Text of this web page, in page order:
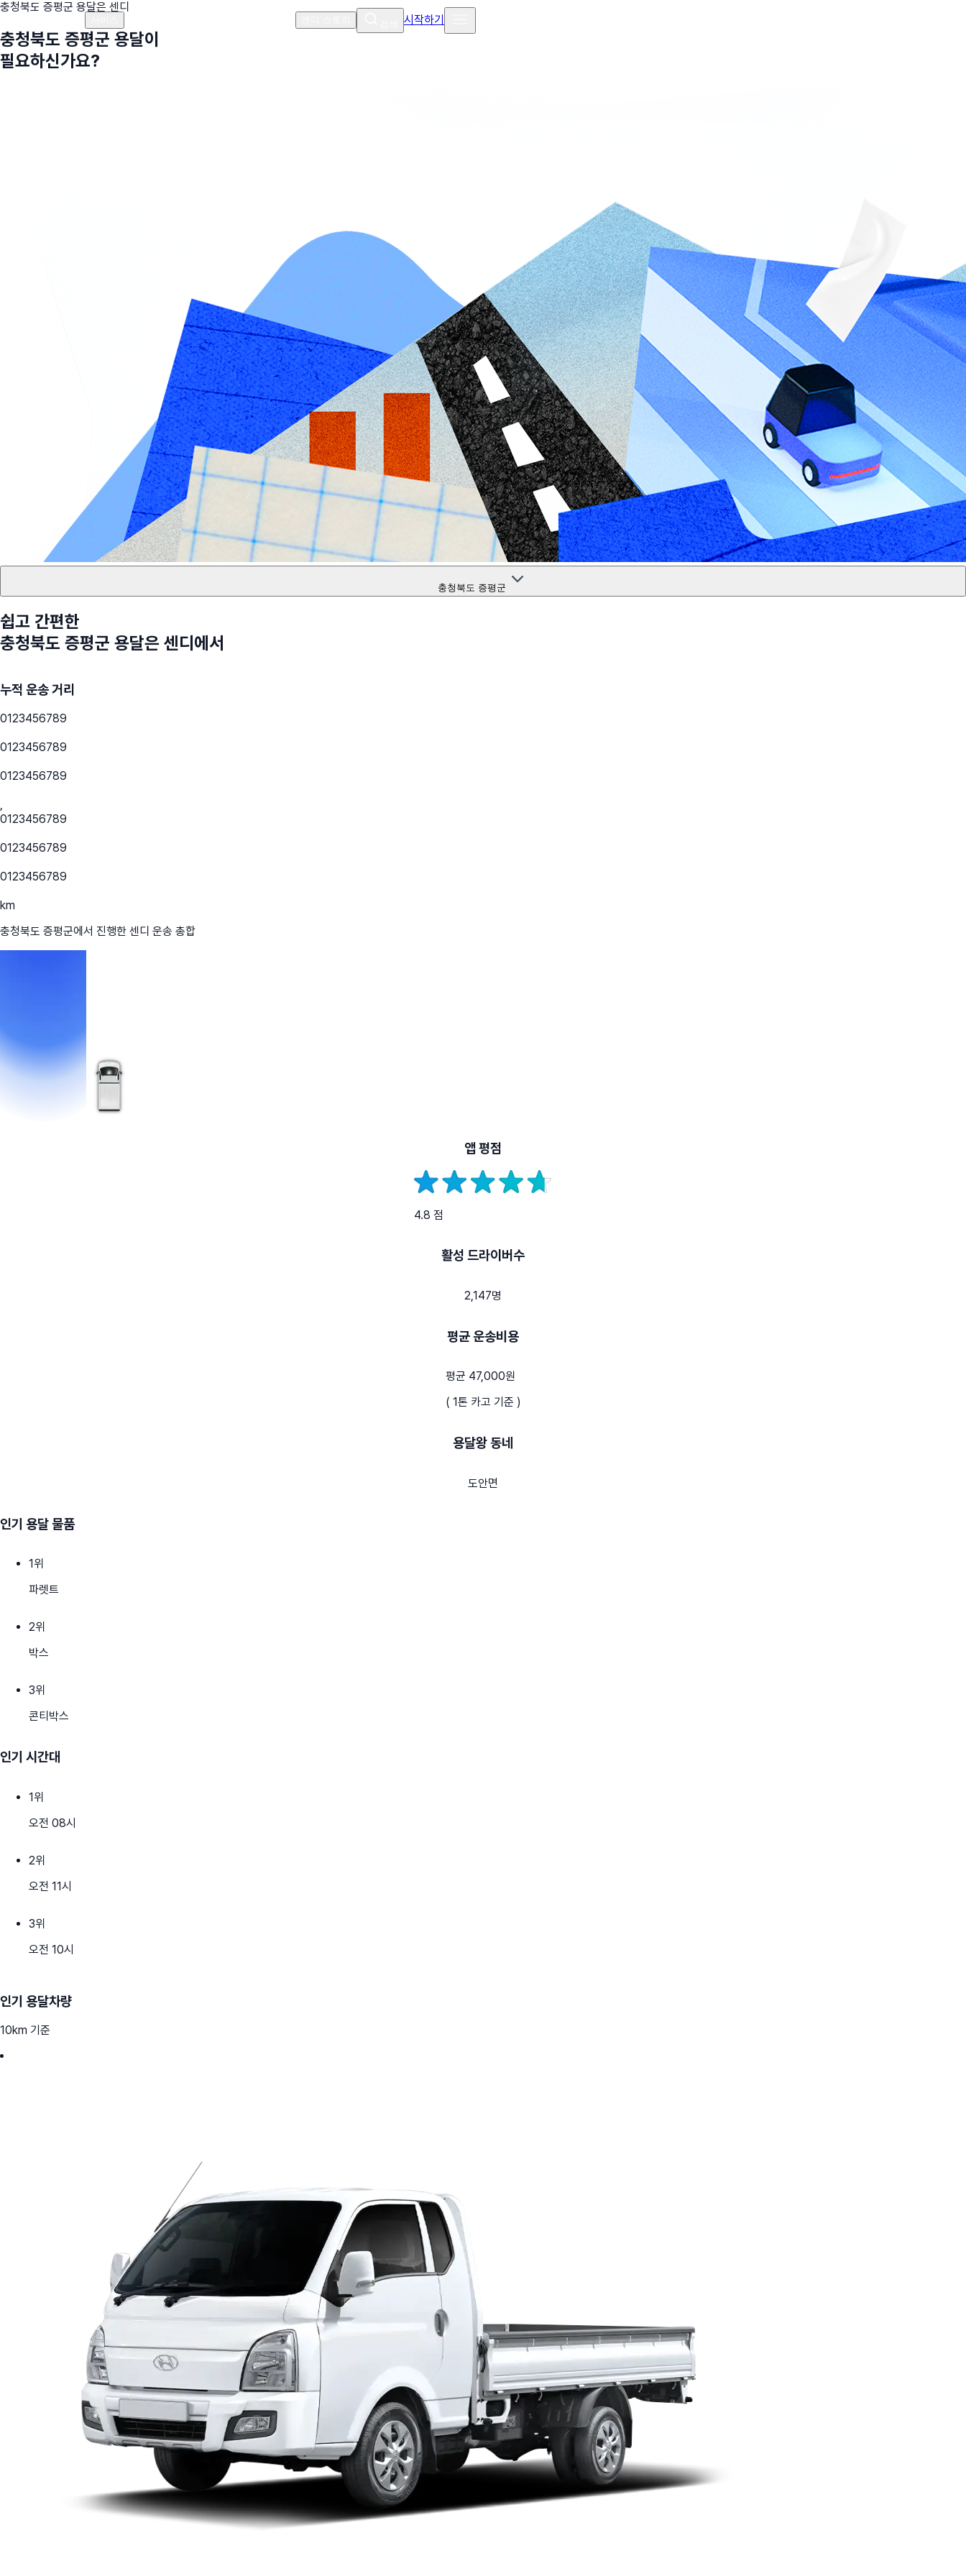
시작하기
충청북도 증평군 용달은 센디
충청북도 증평군 용달이
필요하신가요?
충청북도 증평군
쉽고 간편한
충청북도 증평군 용달은 센디에서
누적 운송 거리
0123456789
0123456789
0123456789
,
0123456789
0123456789
0123456789
km
충청북도 증평군에서 진행한 센디 운송 총합
앱 평점
4.8 점
활성 드라이버수
2,147명
평균 운송비용
평균 47,000원
( 1톤 카고 기준 )
용달왕 동네
도안면
인기 용달 물품
1위
파렛트
2위
박스
3위
콘티박스
인기 시간대
1위
오전 08시
2위
오전 11시
3위
오전 10시
인기 용달차량
10km 기준